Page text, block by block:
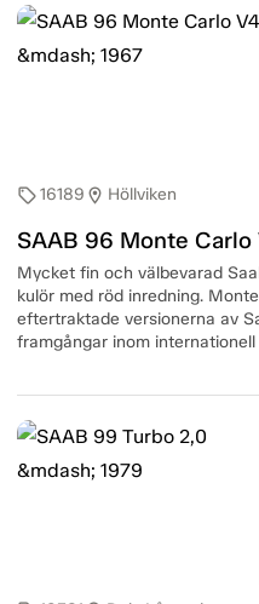
sell16189 location_on Höllviken
SAAB 96 Monte
Mycket fin och välbevarad
kulör med röd inredning.
eftertraktade versionerna av
framgångar inom